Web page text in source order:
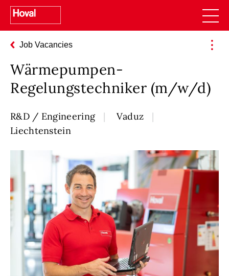
Job Vacancies
Wärmepumpen-
Regelungstechniker (m/w/d)
R&D / Engineering
Vaduz
Liechtenstein